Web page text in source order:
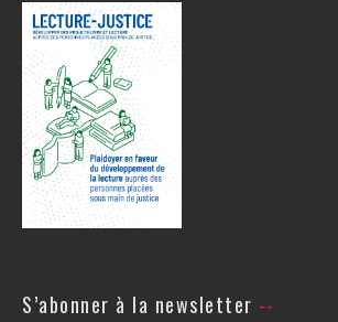
S’abonner à la newsletter